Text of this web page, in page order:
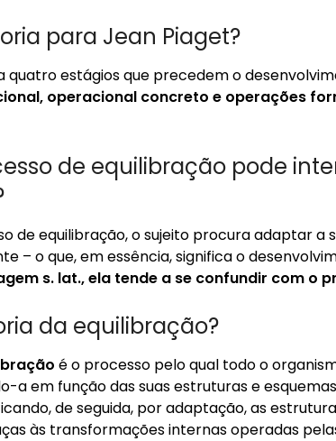
para Jean Piaget?
quatro estágios que precedem o
operacional concreto e operações
de equilibração pode
de equilibração, o sujeito procura adaptar a
– o que, em essência, significa o
s. lat., ela tende a se confundir com o
da equilibração?
é o processo pelo qual todo o
a em função das suas estruturas e
de seguida, por adaptação, as
às transformações internas operadas